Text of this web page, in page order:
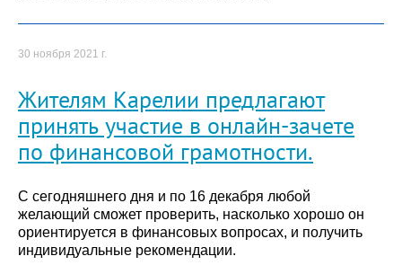
30 ноября 2021 г.
Жителям Карелии предлагают
принять участие в онлайн-зачете
по финансовой грамотности.
С сегодняшнего дня и по 16 декабря любой
желающий сможет проверить, насколько хорошо он
ориентируется в финансовых вопросах, и получить
индивидуальные рекомендации.